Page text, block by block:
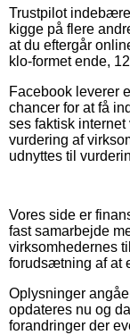
Trustpilot
kigge på flere
at du eftergår
klo-formet ende,
Facebook leverer
chancer for at få
ses faktisk
vurdering af
udnyttes til
Vores side er
fast samarbejde
virksomhedernes
forudsætning af at
Oplysninger
opdateres nu og
forandringer der